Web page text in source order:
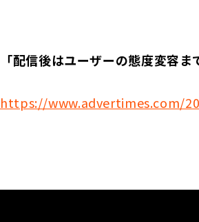
「配信後はユーザーの態度変容
https://www.advertimes.com/